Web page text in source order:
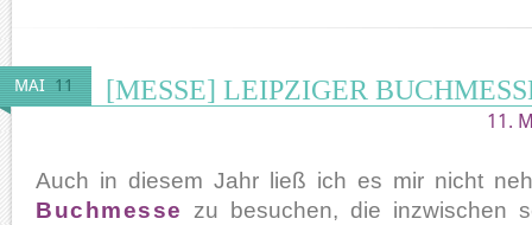
MAI 11 [MESSE] LEIPZIGER
11.
Auch in diesem Jahr ließ ich es mir nicht
Buchmesse zu besuchen, die inzwischen